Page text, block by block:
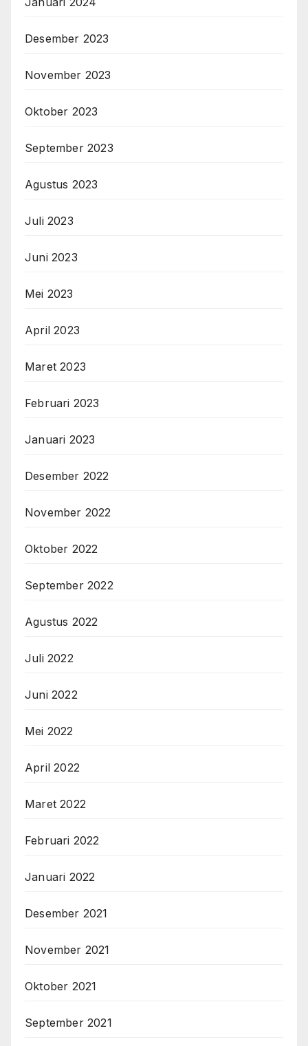
Desember 2023
November 2023
Oktober 2023
September 2023
Agustus 2023
Juli 2023
Juni 2023
Mei 2023
April 2023
Maret 2023
Februari 2023
Januari 2023
Desember 2022
November 2022
Oktober 2022
September 2022
Agustus 2022
Juli 2022
Juni 2022
Mei 2022
April 2022
Maret 2022
Februari 2022
Januari 2022
Desember 2021
November 2021
Oktober 2021
September 2021